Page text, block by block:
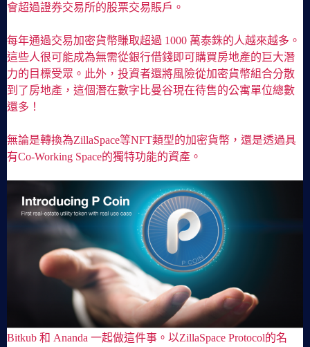
會超過證券交易所的股票交易賬戶。
每年通過交易加密貨幣賺取超過 1000 萬泰銖的人越來越多。
這些人很可能成為無需從銀行借錢即可購買房地產的巨大潛
力的目標受眾。此外，投資者還將風險從加密貨幣組合分散
到了房地產，這個潛在數字比曼谷現在待售的公寓單位總數
還多！
無論是轉換為ZillaSpace等NFT類型的加密貨幣，還是透過具
有Co-Working Space的獨特功能的資產。
Bitkub 和 Ananda 一起做這件事。以ZillaSpace Protocol的名